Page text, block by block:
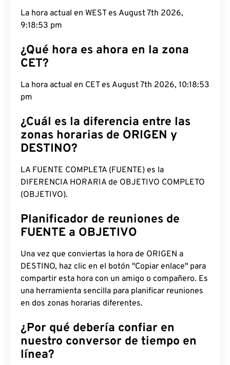
La hora actual en WEST es August 7th 2026,
9:18:54 pm
¿Qué hora es ahora en la zona
CET?
La hora actual en CET es August 7th 2026, 10:18:54
pm
¿Cuál es la diferencia entre las
zonas horarias de ORIGEN y
DESTINO?
LA FUENTE COMPLETA (FUENTE) es la
DIFERENCIA HORARIA de OBJETIVO COMPLETO
(OBJETIVO).
Planificador de reuniones de
FUENTE a OBJETIVO
Una vez que conviertas la hora de ORIGEN a
DESTINO, haz clic en el botón "Copiar enlace" para
compartir esta hora con un amigo o compañero. Es
una herramienta sencilla para planificar reuniones
en dos zonas horarias diferentes.
¿Por qué debería confiar en
nuestro conversor de tiempo en
línea?